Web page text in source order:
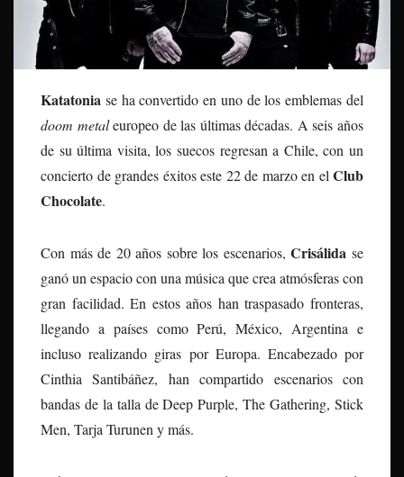
Katatonia se ha convertido en uno de los emblemas del
doom metaleuropeo de las últimas décadas. A seis años
de su última visita, los suecos regresan a Chile, con un
concierto de grandes éxitos este 22 de marzo en el Club
Chocolate.
Con más de 20 años sobre los escenarios,Crisálida se
ganó un espacio con una música que crea atmósferas con
gran facilidad. En estos años han traspasado fronteras,
llegando a países como Perú, México, Argentina e
incluso realizando giras por Europa. Encabezado por
Cinthia Santibáñez, han compartido escenarios con
bandas de la talla de Deep Purple, The Gathering, Stick
Men, Tarja Turunen y más.